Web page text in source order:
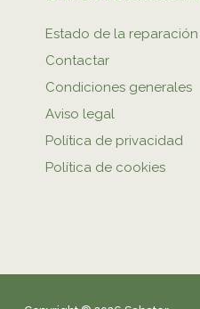
Estado de la reparación
Contactar
Condiciones generales
Aviso legal
Política de privacidad
Política de cookies